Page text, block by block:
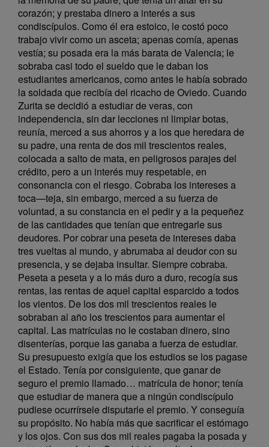
corazón; y prestaba dinero a interés a sus
condiscípulos. Como él era estoico, le costó poco
trabajo vivir como un asceta; apenas comía, apenas
vestía; su posada era la más barata de Valencia; le
sobraba casi todo el sueldo que le daban los
estudiantes americanos, como antes le había sobrado
la soldada que recibía del ricacho de Oviedo. Cuando
Zurita se decidió a estudiar de veras, con
independencia, sin dar lecciones ni limpiar botas,
reunía, merced a sus ahorros y a los que heredara de
su padre, una renta de dos mil trescientos reales,
colocada a salto de mata, en peligrosos parajes del
crédito, pero a un interés muy respetable, en
consonancia con el riesgo. Cobraba los intereses a
toca—teja, sin embargo, merced a su fuerza de
voluntad, a su constancia en el pedir y a la pequeñez
de las cantidades que tenían que entregarle sus
deudores. Por cobrar una peseta de intereses daba
tres vueltas al mundo, y abrumaba al deudor con su
presencia, y se dejaba insultar. Siempre cobraba.
Peseta a peseta y a lo más duro a duro, recogía sus
rentas, las rentas de aquel capital esparcido a todos
los vientos. De los dos mil trescientos reales le
sobraban al año los trescientos para aumentar el
capital. Las matrículas no le costaban dinero, sino
disenterías, porque las ganaba a fuerza de estudiar.
Su presupuesto exigía que los estudios se los pagase
el Estado. Tenía por consiguiente, que ganar de
seguro el premio llamado… matrícula de honor; tenía
que estudiar de manera que a ningún condiscípulo
pudiese ocurrírsele disputarle el premio. Y conseguía
su propósito. No había más que sacrificar el estómago
y los ojos. Con sus dos mil reales pagaba la posada y